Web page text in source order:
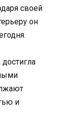
своей
он
и